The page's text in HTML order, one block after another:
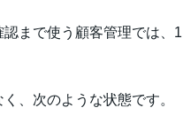
まで使う顧客管理では、1
、次のような状態です。